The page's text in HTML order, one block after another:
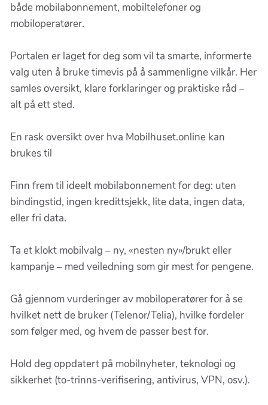
både mobilabonnement, mobiltelefoner og
mobiloperatører.
Portalen er laget for deg som vil ta smarte, informerte
valg uten å bruke timevis på å sammenligne vilkår. Her
samles oversikt, klare forklaringer og praktiske råd –
alt på ett sted.
En rask oversikt over hva Mobilhuset.online kan
brukes til
Finn frem til ideelt mobilabonnement for deg: uten
bindingstid, ingen kredittsjekk, lite data, ingen data,
eller fri data.
Ta et klokt mobilvalg – ny, «nesten ny»/brukt eller
kampanje – med veiledning som gir mest for pengene.
Gå gjennom vurderinger av mobiloperatører for å se
hvilket nett de bruker (Telenor/Telia), hvilke fordeler
som følger med, og hvem de passer best for.
Hold deg oppdatert på mobilnyheter, teknologi og
sikkerhet (to-trinns-verifisering, antivirus, VPN, osv.).